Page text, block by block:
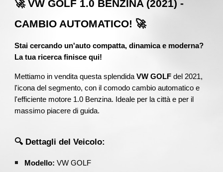
🚀 VW GOLF 1.0 BENZINA (2021) -
CAMBIO AUTOMATICO! 🚀
Stai cercando un'auto compatta, dinamica e moderna?
La tua ricerca finisce qui!
Mettiamo in vendita questa splendidaVW GOLF del 2021,
l'icona del segmento, con il comodo cambio automatico e
l'efficiente motore 1.0 Benzina. Ideale per la città e per il
massimo piacere di guida.
🔍 Dettagli del Veicolo:
Modello: VW GOLF